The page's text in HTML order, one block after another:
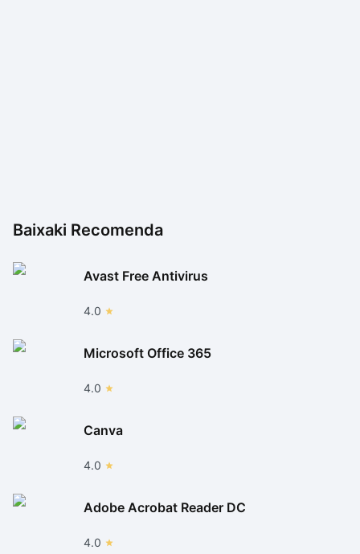
Baixaki Recomenda
Avast Free Antivirus
4.0
Microsoft Office 365
4.0
Canva
4.0
Adobe Acrobat Reader DC
4.0